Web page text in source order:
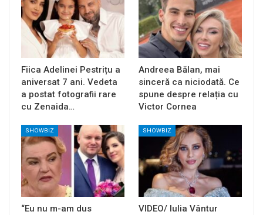
Fiica Adelinei Pestrițu a
aniversat 7 ani. Vedeta
a postat fotografii rare
cu Zenaida…
Andreea Bălan, mai
sinceră ca niciodată. Ce
spune despre relația cu
Victor Cornea
SHOWBIZ
“Eu nu m-am dus
SHOWBIZ
VIDEO/ Iulia Vântur